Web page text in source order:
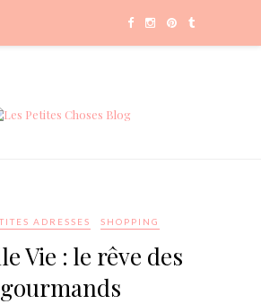
ADRESSES SHOPPING
Vie : le rêve des
gourmands